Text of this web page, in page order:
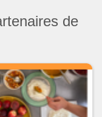
de